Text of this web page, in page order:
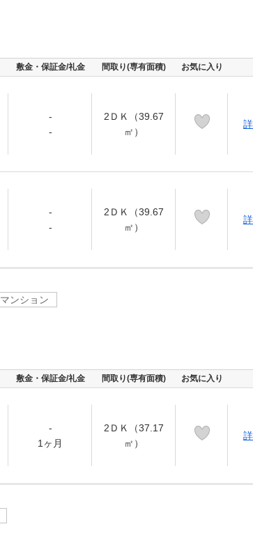
敷金・保証金/礼金 間取り(専有面積) お気に入り
-
-
2ＤＫ（39.67
㎡）
-
-
2ＤＫ（39.67
㎡）
マンション
敷金・保証金/礼金 間取り(専有面積) お気に入り
-
1ヶ月
2ＤＫ（37.17
㎡）